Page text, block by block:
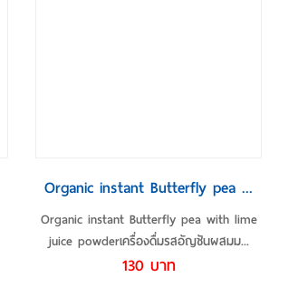
รายละเอียดเพิ่มเติม
Organic instant Butterfly pea ...
Organic instant Butterfly pea with lime
juice powderเครื่องดื่มรสอัญชันผสมม...
130 บาท